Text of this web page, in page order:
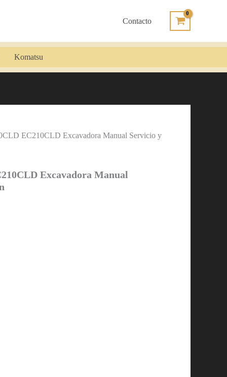
Contacto
Komatsu
EC210CLD Excavadora Manual Servicio y
Excavadora Manual